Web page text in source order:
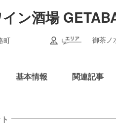
ン酒場
町 御茶ノ
基本情報 関連記事